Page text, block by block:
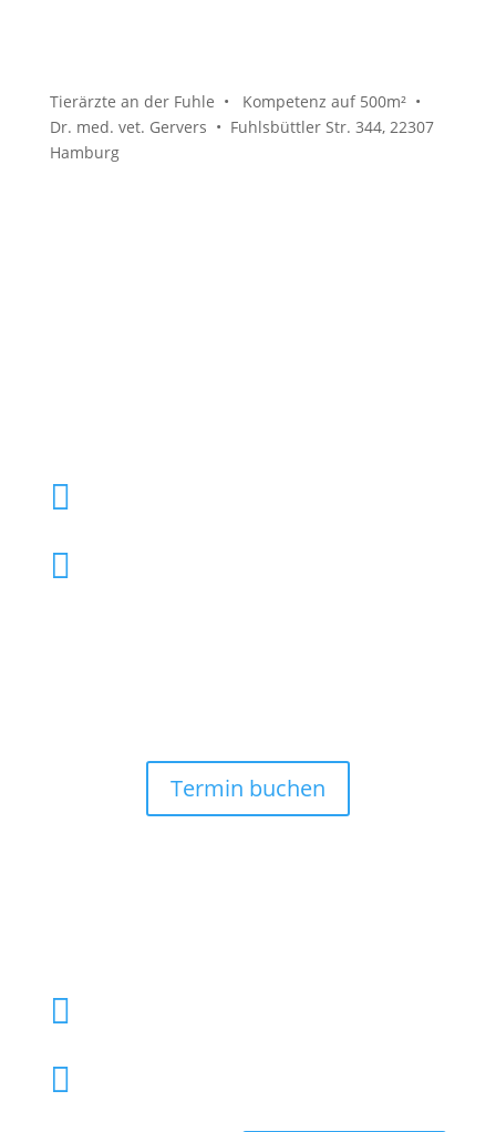
Tierärzte an der Fuhle • Kompetenz auf 500m² •
Dr. med. vet. Gervers • Fuhlsbüttler Str. 344, 22307
Hamburg


Termin buchen

